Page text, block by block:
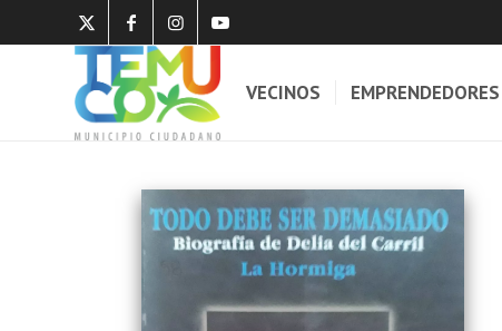
VECINOS EMPRENDEDORES